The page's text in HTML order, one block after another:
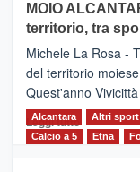
Torna
la
dell’Etna
MOIO
territorio, tra
Michele La Rosa -
del territorio
Quest'anno
Leggi tutto Leggi
Alcantara Altri sport
Calcio a 5
Etna